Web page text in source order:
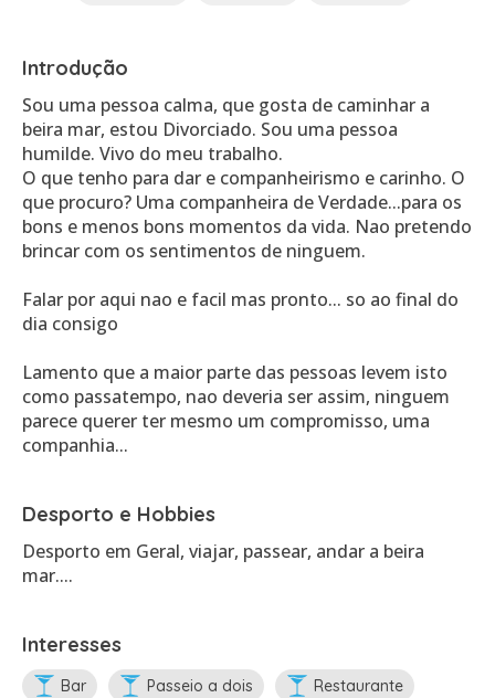
Introdução
Sou uma pessoa calma, que gosta de caminhar a
beira mar, estou Divorciado. Sou uma pessoa
humilde. Vivo do meu trabalho.
O que tenho para dar e companheirismo e carinho. O
que procuro? Uma companheira de Verdade...para os
bons e menos bons momentos da vida. Nao pretendo
brincar com os sentimentos de ninguem.
Falar por aqui nao e facil mas pronto... so ao final do
dia consigo
Lamento que a maior parte das pessoas levem isto
como passatempo, nao deveria ser assim, ninguem
parece querer ter mesmo um compromisso, uma
companhia...
Desporto e Hobbies
Desporto em Geral, viajar, passear, andar a beira
mar....
Interesses
Bar Passeio a dois Restaurante